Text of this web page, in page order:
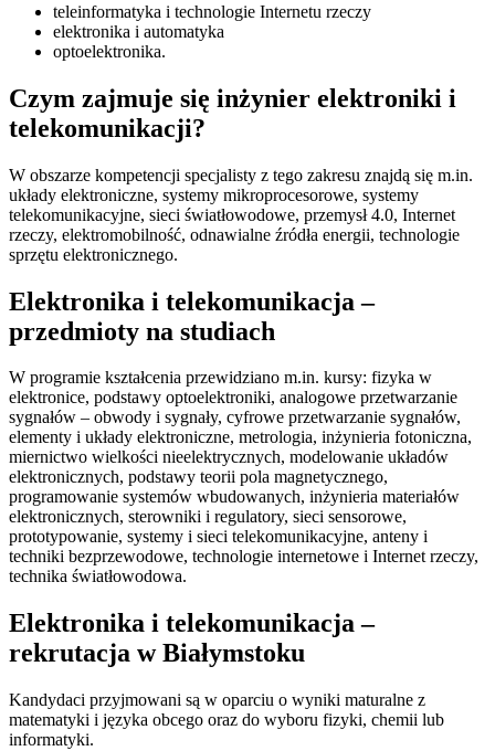
teleinformatyka i technologie Internetu rzeczy
elektronika i automatyka
optoelektronika.
Czym zajmuje się inżynier elektroniki i
telekomunikacji?
W obszarze kompetencji specjalisty z tego zakresu znajdą się m.in.
układy elektroniczne, systemy mikroprocesorowe, systemy
telekomunikacyjne, sieci światłowodowe, przemysł 4.0, Internet
rzeczy, elektromobilność, odnawialne źródła energii, technologie
sprzętu elektronicznego.
Elektronika i telekomunikacja –
przedmioty na studiach
W programie kształcenia przewidziano m.in. kursy: fizyka w
elektronice, podstawy optoelektroniki, analogowe przetwarzanie
sygnałów – obwody i sygnały, cyfrowe przetwarzanie sygnałów,
elementy i układy elektroniczne, metrologia, inżynieria fotoniczna,
miernictwo wielkości nieelektrycznych, modelowanie układów
elektronicznych, podstawy teorii pola magnetycznego,
programowanie systemów wbudowanych, inżynieria materiałów
elektronicznych, sterowniki i regulatory, sieci sensorowe,
prototypowanie, systemy i sieci telekomunikacyjne, anteny i
techniki bezprzewodowe, technologie internetowe i Internet rzeczy,
technika światłowodowa.
Elektronika i telekomunikacja –
rekrutacja w Białymstoku
Kandydaci przyjmowani są w oparciu o wyniki maturalne z
matematyki i języka obcego oraz do wyboru fizyki, chemii lub
informatyki.